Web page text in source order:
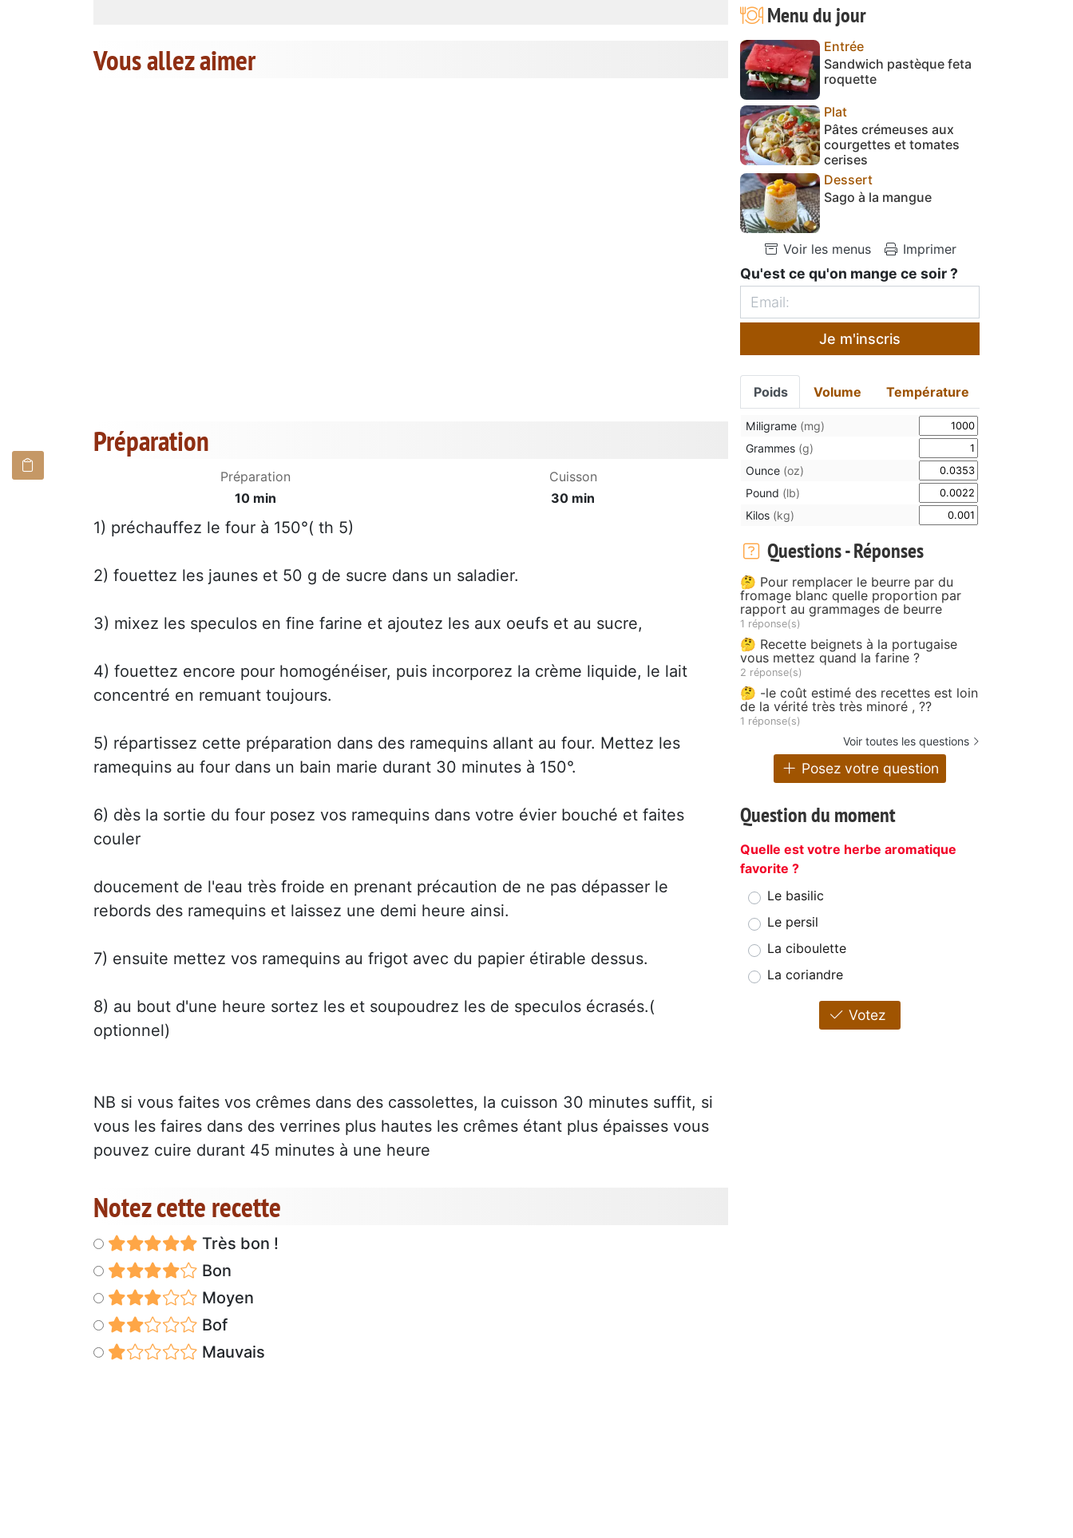
Vous allez aimer
Préparation
Préparation
10 min
Cuisson
30 min
1) préchauffez le four à 150°( th 5)
2) fouettez les jaunes et 50 g de sucre dans un saladier.
3) mixez les speculos en fine farine et ajoutez les aux oeufs et au sucre,
4) fouettez encore pour homogénéiser, puis incorporez la crème liquide, le lait
concentré en remuant toujours.
5) répartissez cette préparation dans des ramequins allant au four. Mettez les
ramequins au four dans un bain marie durant 30 minutes à 150°.
6) dès la sortie du four posez vos ramequins dans votre évier bouché et faites
couler
doucement de l'eau très froide en prenant précaution de ne pas dépasser le
rebords des ramequins et laissez une demi heure ainsi.
7) ensuite mettez vos ramequins au frigot avec du papier étirable dessus.
8) au bout d'une heure sortez les et soupoudrez les de speculos écrasés.(
optionnel)
NB si vous faites vos crêmes dans des cassolettes, la cuisson 30 minutes suffit, si
vous les faires dans des verrines plus hautes les crêmes étant plus épaisses vous
pouvez cuire durant 45 minutes à une heure
Notez cette recette
Très bon !
Bon
Moyen
Bof
Mauvais
Menu du jour
Entrée
Sandwich pastèque feta
roquette
Plat
Pâtes crémeuses aux
courgettes et tomates
cerises
Dessert
Sago à la mangue
Voir les menus Imprimer
Qu'est ce qu'on mange ce soir ?
Je m'inscris
Poids Volume Température
Miligrame (mg)
Grammes (g)
Ounce (oz)
Pound (lb)
Kilos (kg)
Questions - Réponses
🤔 Pour remplacer le beurre par du
fromage blanc quelle proportion par
rapport au grammages de beurre
1 réponse(s)
🤔 Recette beignets à la portugaise
vous mettez quand la farine ?
2 réponse(s)
🤔 -le coût estimé des recettes est loin
de la vérité très très minoré , ??
1 réponse(s)
Voir toutes les questions
Posez votre question
Question du moment
Quelle est votre herbe aromatique
favorite ?
Le basilic
Le persil
La ciboulette
La coriandre
Votez